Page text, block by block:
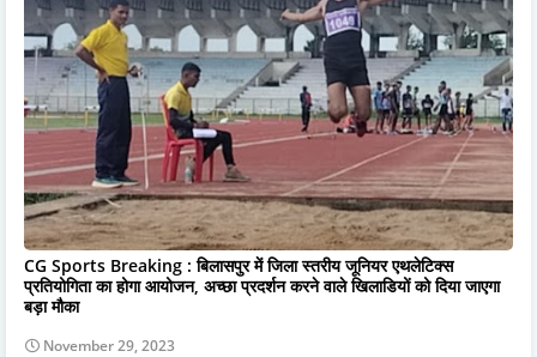
CG Sports Breaking : बिलासपुर में जिला स्तरीय जूनियर एथलेटिक्स
प्रतियोगिता का होगा आयोजन, अच्छा प्रदर्शन करने वाले खिलाडियों को दिया जाएगा
बड़ा मौका
November 29, 2023